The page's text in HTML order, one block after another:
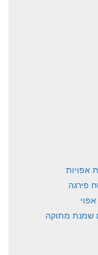
אפויות
פירגה
שמנת מתוקה